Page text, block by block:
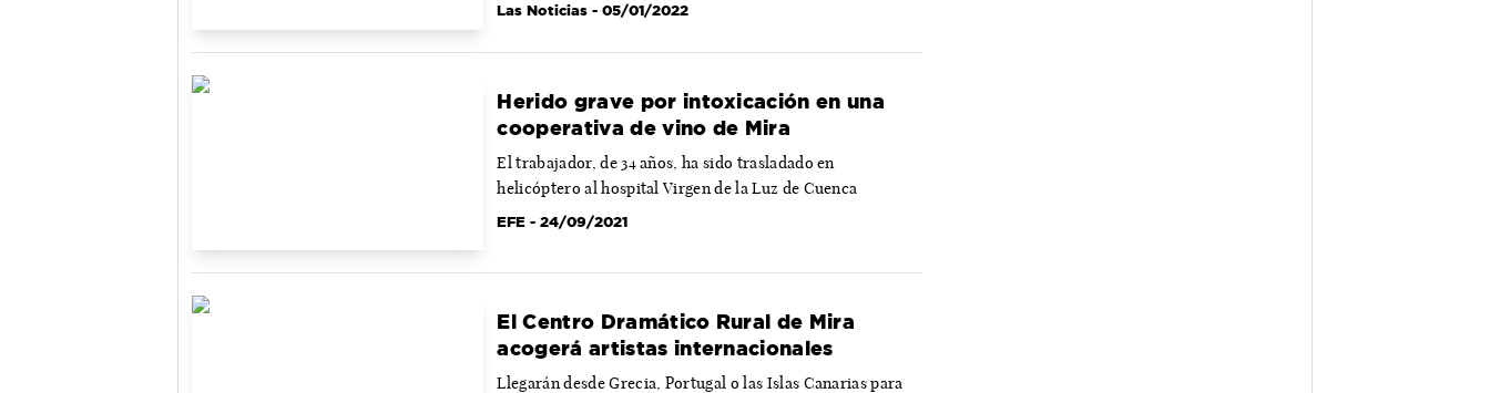
Las Noticias - 05/01/2022
Herido grave por intoxicación en una
cooperativa de vino de Mira
El trabajador, de 34 años, ha sido trasladado en
helicóptero al hospital Virgen de la Luz de Cuenca
EFE - 24/09/2021
El Centro Dramático Rural de Mira
acogerá artistas internacionales
Llegarán desde Grecia, Portugal o las Islas Canarias para